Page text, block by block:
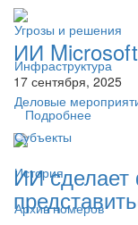
Угрозы и решения
Инфраструктура
Деловые
Субъекты
История
Архив номеров
ИИ
17 сентября, 2025
Подробнее
ИИ